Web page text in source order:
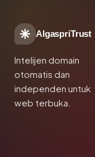
AlgaspriTrust
Intelijen domain
otomatis dan
independen untuk
web terbuka.